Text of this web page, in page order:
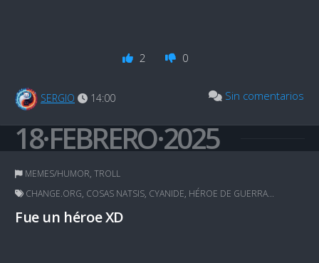
2 0
SERGIO 14:00 Sin comentarios
18·FEBRERO·2025
MEMES/HUMOR, TROLL
CHANGE.ORG, COSAS NATSIS, CYANIDE, HÉROE DE GUERRA...
Fue un héroe XD